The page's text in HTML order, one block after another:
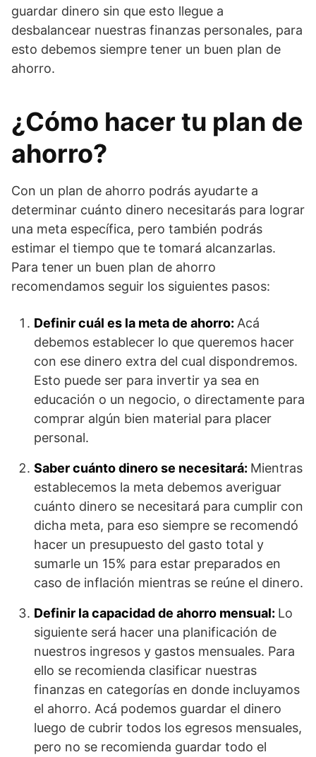
guardar dinero sin que esto llegue a
desbalancear nuestras finanzas personales, para
esto debemos siempre tener un buen plan de
ahorro.
¿Cómo hacer tu plan de
ahorro?
Con un plan de ahorro podrás ayudarte a
determinar cuánto dinero necesitarás para lograr
una meta específica, pero también podrás
estimar el tiempo que te tomará alcanzarlas.
Para tener un buen plan de ahorro
recomendamos seguir los siguientes pasos:
Definir cuál es la meta de ahorro: Acá
debemos establecer lo que queremos hacer
con ese dinero extra del cual dispondremos.
Esto puede ser para invertir ya sea en
educación o un negocio, o directamente para
comprar algún bien material para placer
personal.
Saber cuánto dinero se necesitará: Mientras
establecemos la meta debemos averiguar
cuánto dinero se necesitará para cumplir con
dicha meta, para eso siempre se recomendó
hacer un presupuesto del gasto total y
sumarle un 15% para estar preparados en
caso de inflación mientras se reúne el dinero.
Definir la capacidad de ahorro mensual: Lo
siguiente será hacer una planificación de
nuestros ingresos y gastos mensuales. Para
ello se recomienda clasificar nuestras
finanzas en categorías en donde incluyamos
el ahorro. Acá podemos guardar el dinero
luego de cubrir todos los egresos mensuales,
pero no se recomienda guardar todo el